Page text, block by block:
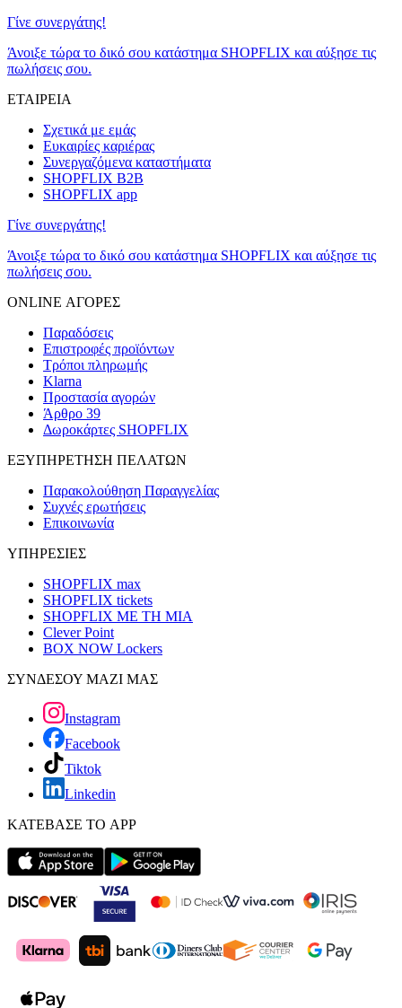
Γίνε συνεργάτης!
Άνοιξε τώρα το δικό σου κατάστημα SHOPFLIX και αύξησε τις
πωλήσεις σου.
ΕΤΑΙΡΕΙΑ
Σχετικά με εμάς
Ευκαιρίες καριέρας
Συνεργαζόμενα καταστήματα
SHOPFLIX B2B
SHOPFLIX app
Γίνε συνεργάτης!
Άνοιξε τώρα το δικό σου κατάστημα SHOPFLIX και αύξησε τις
πωλήσεις σου.
ONLINE ΑΓΟΡΕΣ
Παραδόσεις
Επιστροφές προϊόντων
Τρόποι πληρωμής
Klarna
Προστασία αγορών
Άρθρο 39
Δωροκάρτες SHOPFLIX
ΕΞΥΠΗΡΕΤΗΣΗ ΠΕΛΑΤΩΝ
Παρακολούθηση Παραγγελίας
Συχνές ερωτήσεις
Επικοινωνία
ΥΠΗΡΕΣΙΕΣ
SHOPFLIX max
SHOPFLIX tickets
SHOPFLIX ΜΕ ΤΗ ΜΙΑ
Clever Point
BOX NOW Lockers
ΣΥΝΔΕΣΟΥ ΜΑΖΙ ΜΑΣ
Instagram
Facebook
Tiktok
Linkedin
ΚΑΤΕΒΑΣΕ ΤΟ APP